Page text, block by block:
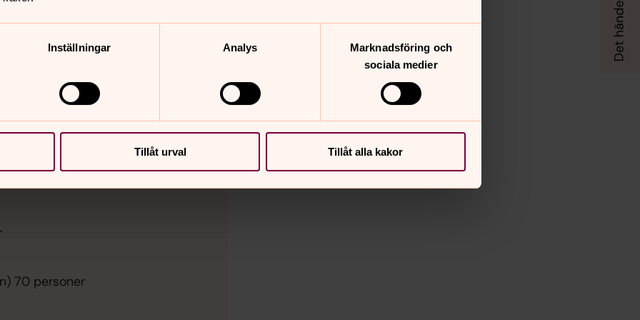
Inställningar Analys
Marknadsföring och
sociala medier
Tillåt urval Tillåt alla kakor
70 personer